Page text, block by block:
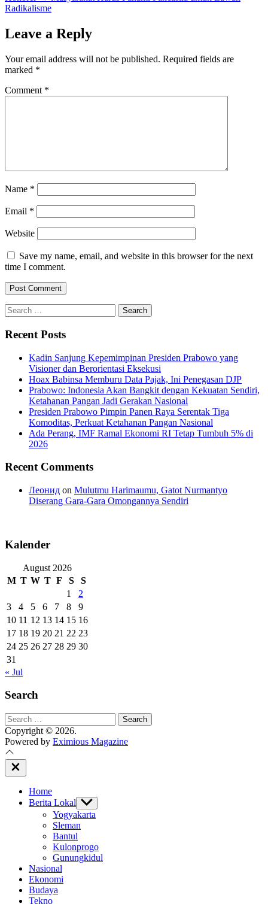
Radikalisme
Leave a Reply
Your email address will not be published. Required fields are
marked *
Comment *
Name *
Email *
Website
Save my name, email, and website in this browser for the next
time I comment.
Search
for:
Recent Posts
Kadin Sanjung Kepemimpinan Presiden Prabowo yang
Visioner dan Berorientasi Eksekusi
Hoax Babinsa Memburu Data Pajak, Ini Penegasan DJP
Prabowo: Indonesia Akan Bangkit dengan Kekuatan Sendiri,
Ketahanan Pangan Jadi Gerakan Nasional
Presiden Prabowo Pimpin Panen Raya Serentak Tiga
Komoditas, Perkuat Ketahanan Pangan Nasional
Ada Perang, IMF Ramal Ekonomi RI Tetap Tumbuh 5% di
2026
Recent Comments
Леонид on Mulutmu Harimaumu, Gatot Nurmantyo
Diserang Gara-Gara Omongannya Sendiri
Kalender
August 2026
M T W T F S
S
1
2
3
4 5 6 7 8
9
10 11 12 13 14 15 16
17 18 19 20 21 22 23
24 25 26 27 28 29 30
31
« Jul
Search
Search
for:
Copyright © 2026.
Powered by Eximious Magazine
Close
Off
Home
Berita Lokal Show
sub
menu
Yogyakarta
Sleman
Bantul
Kulonprogo
Gunungkidul
Nasional
Ekonomi
Budaya
Tekno